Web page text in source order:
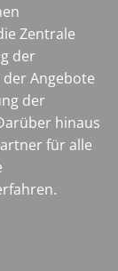
Zentrale
der
Angebote
der
hinaus
für alle